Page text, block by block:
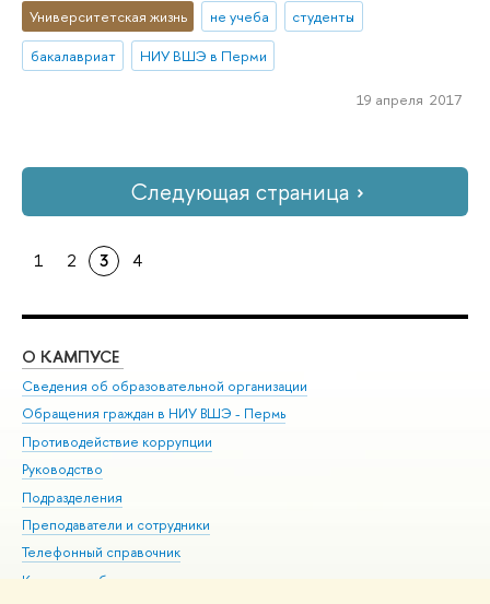
Университетская жизнь не учеба
студенты
бакалавриат
НИУ ВШЭ в Перми
19 апреля 2017
Следующая страница
1 2 3 4
О КАМПУСЕ
Сведения об образовательной организации
Обращения граждан в НИУ ВШЭ - Пермь
Противодействие коррупции
Руководство
Подразделения
Преподаватели и сотрудники
Телефонный справочник
Корпуса и общежития